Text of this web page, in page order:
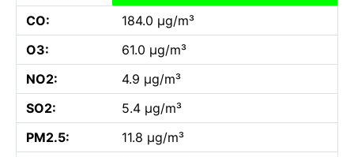
CO:
184.0 µg/m³
O3:
61.0 µg/m³
NO2:
4.9 µg/m³
SO2:
5.4 µg/m³
PM2.5:
11.8 µg/m³